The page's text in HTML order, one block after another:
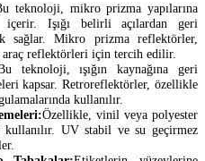
teknoloji, mikro prizma yapılarına
içerir. Işığı belirli açılardan geri
sağlar. Mikro prizma reflektörler,
reflektörleri için tercih edilir.
teknoloji, ışığın kaynağına geri
kapsar. Retroreflektörler, özellikle
kullanılır.
Özellikle, vinil veya polyester
kullanılır. UV stabil ve su geçirmez